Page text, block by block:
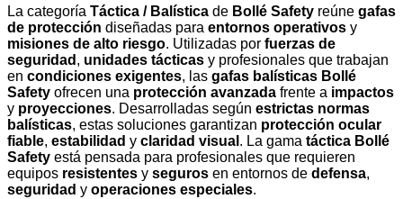
La categoría Táctica / Balística de Bollé Safety reúne gafas
de protección diseñadas para entornos operativos y
misiones de alto riesgo. Utilizadas por fuerzas de
seguridad , unidades tácticas y profesionales que trabajan
en condiciones exigentes, las gafas balísticas Bollé
Safety ofrecen una protección avanzada frente a impactos
y proyecciones. Desarrolladas según estrictas normas
balísticas, estas soluciones garantizan protección ocular
fiable, estabilidad y claridad visual . La gama táctica Bollé
Safety está pensada para profesionales que requieren
equipos resistentes y seguros en entornos de defensa,
seguridad y operaciones especiales.